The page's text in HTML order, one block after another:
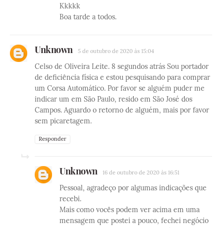
Kkkkk
Boa tarde a todos.
Unknown 5 de outubro de 2020 às 15:04
Celso de Oliveira Leite. 8 segundos atrás Sou portador
de deficiência física e estou pesquisando para comprar
um Corsa Automático. Por favor se alguém puder me
indicar um em São Paulo, resido em São José dos
Campos. Aguardo o retorno de alguém, mais por favor
sem picaretagem.
Responder
Unknown 16 de outubro de 2020 às 16:51
Pessoal, agradeço por algumas indicações que
recebi.
Mais como vocês podem ver acima em uma
mensagem que postei a pouco, fechei negócio